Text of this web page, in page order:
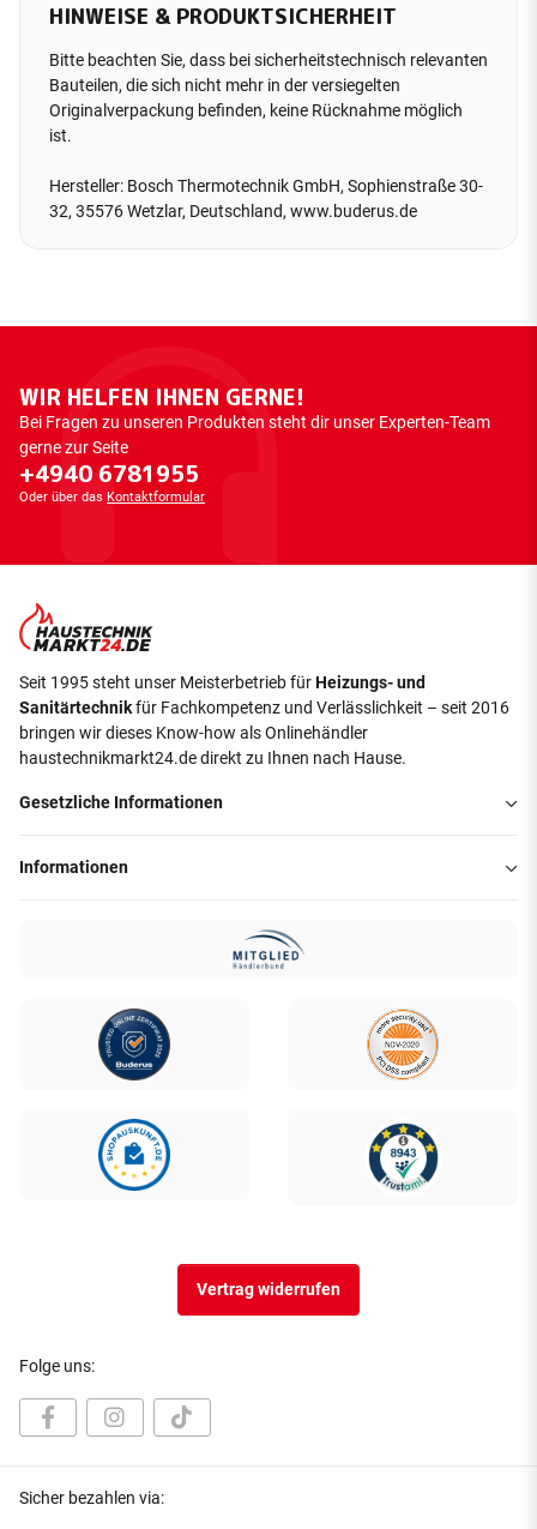
HINWEISE & PRODUKTSICHERHEIT
Bitte beachten Sie, dass bei sicherheitstechnisch relevanten
Bauteilen, die sich nicht mehr in der versiegelten
Originalverpackung befinden, keine Rücknahme möglich
ist.
Hersteller: Bosch Thermotechnik GmbH, Sophienstraße 30-
32, 35576 Wetzlar, Deutschland, www.buderus.de
WIR HELFEN IHNEN GERNE!
Bei Fragen zu unseren Produkten steht dir unser Experten-Team
gerne zur Seite
+4940 6781955
Oder über das Kontaktformular
Seit 1995 steht unser Meisterbetrieb fürHeizungs- und
Sanitärtechnikfür Fachkompetenz und Verlässlichkeit – seit 2016
bringen wir dieses Know-how als Onlinehändler
haustechnikmarkt24.de direkt zu Ihnen nach Hause.
Gesetzliche Informationen
Informationen
Vertrag widerrufen
Folge uns:
Sicher bezahlen via: